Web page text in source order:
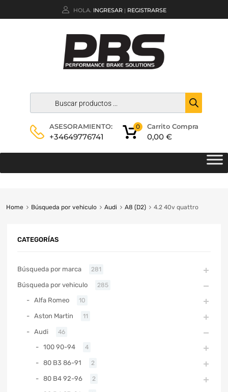
HOLA. INGRESAR | REGISTRARSE
ASESORAMIENTO:
+34649776741
Carrito Compra
0,00 €
0
Home Búsqueda por vehiculo Audi A8 (D2) 4.2 40v quattro
CATEGORÍAS
Búsqueda por marca 281
Búsqueda por vehiculo 285
Alfa Romeo 10
Aston Martin 11
Audi 46
100 90-94 4
80 B3 86-91 2
80 B4 92-96 2